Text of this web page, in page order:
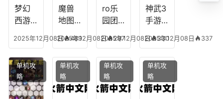
装备
梦幻
西游
凡，
梦幻
十二
生肖
2025年12月08日 489
魔兽
地图
任务
攻
略，
魔兽
世界
2025年12月08日 297
ro乐
园团
附
魔，
乐园
团装
备任
2025年12月08日 330
神武3
手游
辅助
技能
加
点，
神武
2025年12月08日 337
单机攻
略
单机攻
略
单机攻
略
单机攻
略